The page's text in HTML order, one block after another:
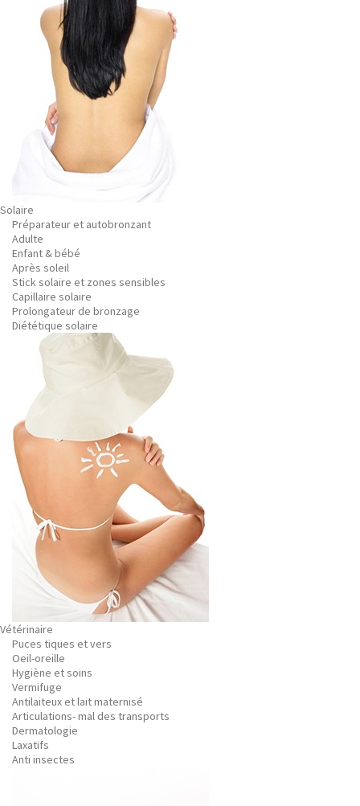
Solaire
Préparateur et autobronzant
Adulte
Enfant & bébé
Après soleil
Stick solaire et zones sensibles
Capillaire solaire
Prolongateur de bronzage
Diététique solaire
Vétérinaire
Puces tiques et vers
Oeil-oreille
Hygiène et soins
Vermifuge
Antilaiteux et lait maternisé
Articulations- mal des transports
Dermatologie
Laxatifs
Anti insectes